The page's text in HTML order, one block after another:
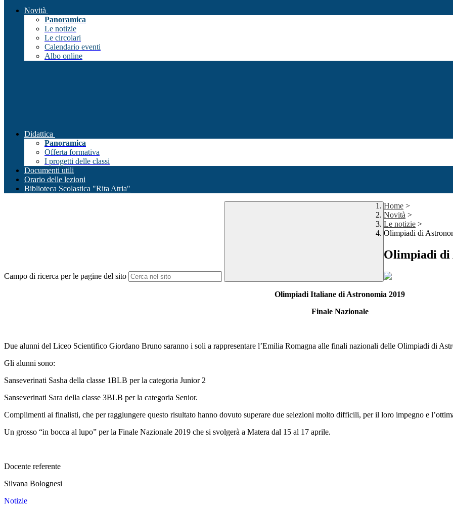
Novità
Panoramica
Le notizie
Le circolari
Calendario eventi
Albo online
Didattica
Panoramica
Offerta formativa
I progetti delle classi
Documenti utili
Orario delle lezioni
Biblioteca Scolastica "Rita Atria"
Campo di ricerca per le pagine del sito
Home >
Novità >
Le notizie >
Olimpiadi di
Olimpiadi di
Olimpiadi Italiane di Astronomia 2019
Finale Nazionale
Due alunni del Liceo Scientifico Giordano Bruno saranno i soli a rappresentare l’Emilia Romagna alle finali nazionali delle Olimpiadi di
Gli alunni sono:
Sanseverinati Sasha della classe 1BLB per la categoria Junior 2
Sanseverinati Sara della classe 3BLB per la categoria Senior.
Complimenti ai finalisti, che per raggiungere questo risultato hanno dovuto superare due selezioni molto difficili, per il loro impegno e
Un grosso “in bocca al lupo” per la Finale Nazionale 2019 che si svolgerà a Matera dal 15 al 17 aprile.
Docente referente
Silvana Bolognesi
Notizie